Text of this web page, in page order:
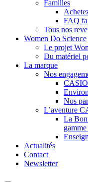
Familles
FAQ
Tous nos
Women Do Science
Le projet
Du matériel
La marque
Nos
CASIO
Nos
L’aventure
La
Actualités
Contact
Newsletter